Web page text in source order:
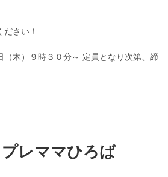
さい！
木）９時３０分～ 定員となり次第、締
レママひろば